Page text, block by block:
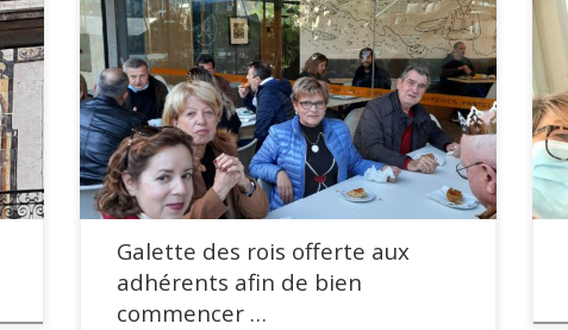
Galette des rois offerte aux
adhérents afin de bien
commencer …